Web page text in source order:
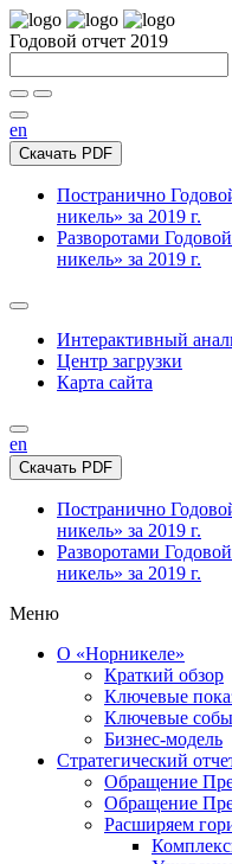
Годовой отчет 2019
en
Скачать PDF
Постранично
никель» за 2019 г.
Разворотами
никель» за 2019 г.
Интерактивный
Центр загрузки
Карта сайта
en
Скачать PDF
Постранично
никель» за 2019 г.
Разворотами
никель» за 2019 г.
Меню
О «Норникеле»
Краткий обзор
Ключевые
Ключевые
Бизнес-модель
Стратегический
Обращение
Обращение
Расширяем